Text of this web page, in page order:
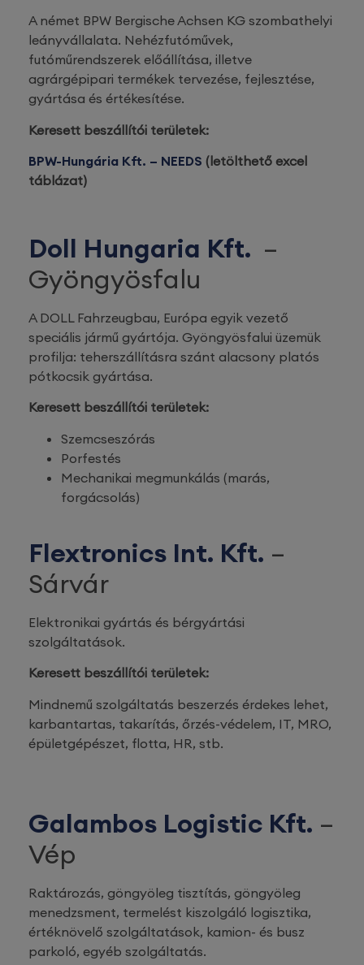
A német BPW Bergische Achsen KG szombathelyi
leányvállalata. Nehézfutóművek,
futóműrendszerek előállítása, illetve
agrárgépipari termékek tervezése, fejlesztése,
gyártása és értékesítése.
Keresett beszállítói területek:
BPW-Hungária Kft. – NEEDS (letölthető excel
táblázat)
Doll Hungaria Kft. –
Gyöngyösfalu
A DOLL Fahrzeugbau, Európa egyik vezető
speciális jármű gyártója. Gyöngyösfalui üzemük
profilja: teherszállításra szánt alacsony platós
pótkocsik gyártása.
Keresett beszállítói területek:
Szemcseszórás
Porfestés
Mechanikai megmunkálás (marás,
forgácsolás)
Flextronics Int. Kft. –
Sárvár
Elektronikai gyártás és bérgyártási
szolgáltatások.
Keresett beszállítói területek:
Mindnemű szolgáltatás beszerzés érdekes lehet,
karbantartas, takarítás, őrzés-védelem, IT, MRO,
épületgépészet, flotta, HR, stb.
Galambos Logistic Kft. –
Vép
Raktározás, göngyöleg tisztítás, göngyöleg
menedzsment, termelést kiszolgáló logisztika,
értéknövelő szolgáltatások, kamion- és busz
parkoló, egyéb szolgáltatás.